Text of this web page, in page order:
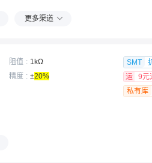
更多渠道
阻值
1kΩ
精度
±20%
SMT
运
9元
私有库